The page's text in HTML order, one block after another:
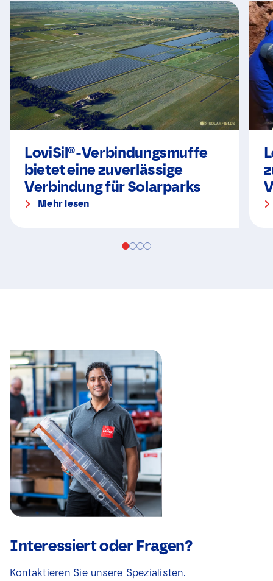
LoviSil®-Verbindungsmuffe
bietet eine zuverlässige
Verbindung für Solarparks
Mehr lesen
Interessiert oder Fragen?
Kontaktieren Sie unsere Spezialisten.